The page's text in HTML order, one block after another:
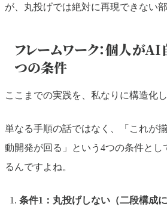
が、丸投げでは絶対に再現できない部
フレームワーク：個人が
つの条件
ここまでの実践を、私なりに構造化し
単なる手順の話ではなく、「これが
動開発が回る」という4つの条件とし
るんですよね。
条件1：丸投げしない（二段構成に